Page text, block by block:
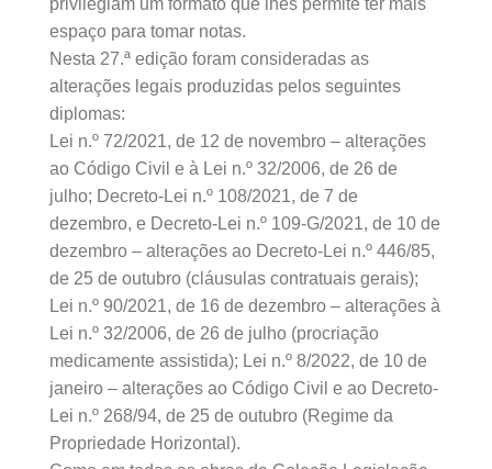
espaço para tomar notas.
Nesta 27.ª edição foram consideradas as
alterações legais produzidas pelos seguintes
diplomas:
Lei n.º 72/2021, de 12 de novembro – alterações
ao Código Civil e à Lei n.º 32/2006, de 26 de
julho; Decreto-Lei n.º 108/2021, de 7 de
dezembro, e Decreto-Lei n.º 109-G/2021, de 10 de
dezembro – alterações ao Decreto-Lei n.º 446/85,
de 25 de outubro (cláusulas contratuais gerais);
Lei n.º 90/2021, de 16 de dezembro – alterações à
Lei n.º 32/2006, de 26 de julho (procriação
medicamente assistida); Lei n.º 8/2022, de 10 de
janeiro – alterações ao Código Civil e ao Decreto-
Lei n.º 268/94, de 25 de outubro (Regime da
Propriedade Horizontal).